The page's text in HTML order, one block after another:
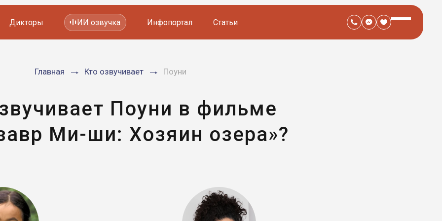
Мультфильмов
Дикторы ИИ озвучка Инфопортал Статьи
Главная Кто озвучивает Поуни
Поуни в фильме
Ми-ши: Хозяин озера»?